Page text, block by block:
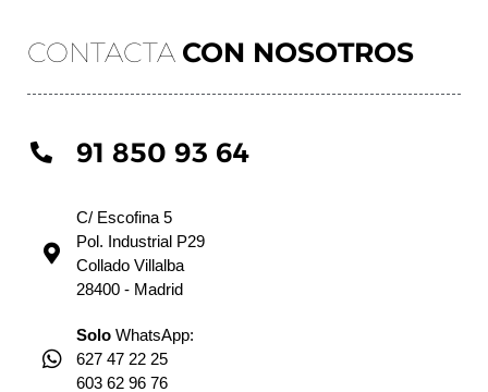
CONTACTA CON NOSOTROS
91 850 93 64
C/ Escofina 5
Pol. Industrial P29
Collado Villalba
28400 - Madrid
Solo WhatsApp:
627 47 22 25
603 62 96 76